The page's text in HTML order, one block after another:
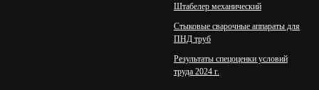
Штабелер механический
Стыковые сварочные аппараты для
ПНД труб
Результаты спецоценки условий
труда 2024 г.